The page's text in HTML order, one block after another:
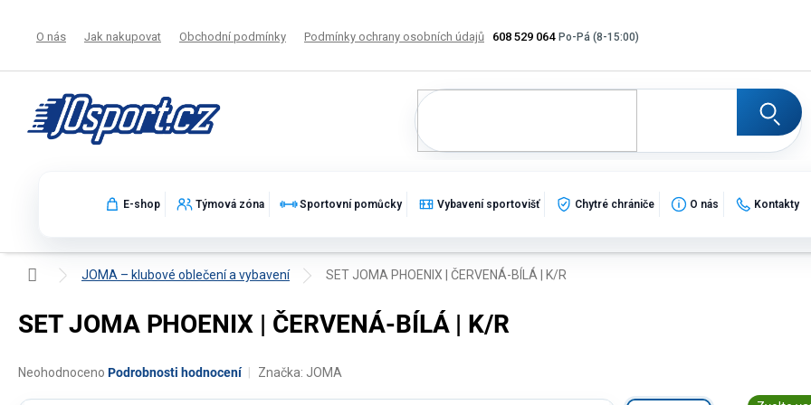
608 529 064
O nás Jak nakupovat Obchodní podmínky Podmínky ochrany osobních údajů Výměna, vrácení a reklamace zboží
E-shop Týmová zóna Sportovní pomůcky Vybavení sportovišť Chytré chrániče O nás Kontakty
Domů JOMA – klubové oblečení a vybavení SET JOMA PHOENIX | ČERVENÁ-BÍLÁ | K/R
SET JOMA PHOENIX | ČERVENÁ-BÍLÁ | K/R
Průměrné
Neohodnoceno Podrobnosti hodnocení Značka: JOMA